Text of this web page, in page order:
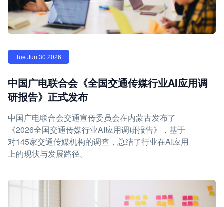
Tue Jun 30 2026
中国广电联合会《全国交通传媒行业AI应用调
研报告》正式发布
中国广电联合会交通宣传委员会在内蒙古发布了
《2026全国交通传媒行业AI应用调研报告》，基于
对145家交通传媒机构的调查，总结了行业在AI应用
上的现状与发展路径。